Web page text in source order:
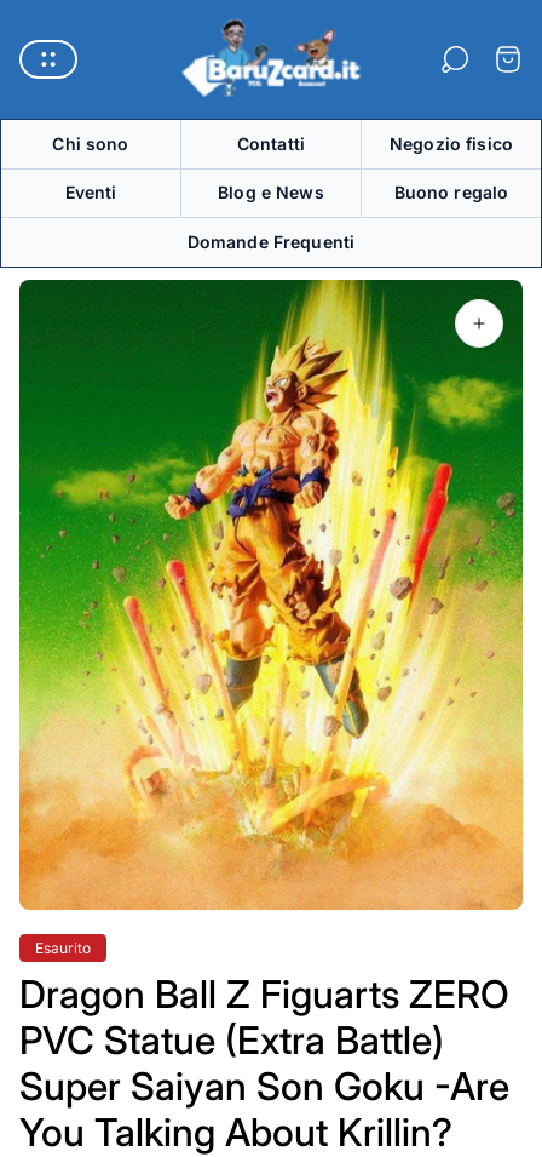
del
negozio"
Chi sono Contatti Negozio fisico
Eventi Blog e News Buono regalo
Domande Frequenti
Etichetta
del
Esaurito
Dragon Ball Z Figuarts ZERO
PVC Statue (Extra Battle)
Super Saiyan Son Goku -Are
You Talking About Krillin?